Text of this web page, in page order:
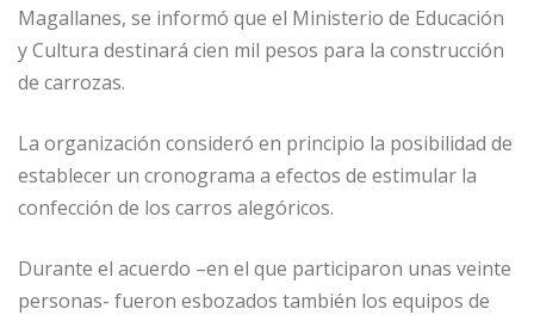
Magallanes, se informó que el Ministerio de Educación
y Cultura destinará cien mil pesos para la construcción
de carrozas.
La organización consideró en principio la posibilidad de
establecer un cronograma a efectos de estimular la
confección de los carros alegóricos.
Durante el acuerdo –en el que participaron unas veinte
personas- fueron esbozados también los equipos de